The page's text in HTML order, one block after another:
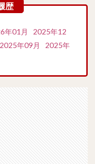
年01月
2025年12
2025年09月
2025年